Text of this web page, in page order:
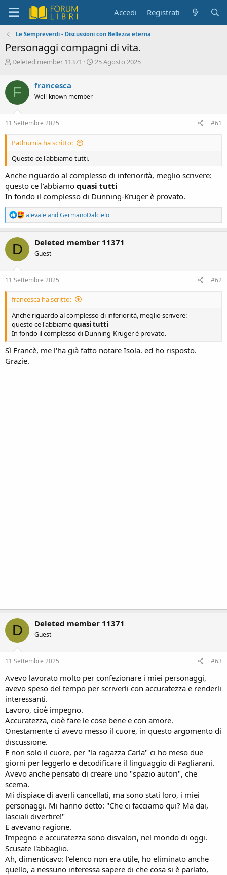
Accedi Registrati
Le Sempreverdi - Discussioni con Bellezza eterna
Personaggi compagni di vita.
C
e
a
t
o
r
e
i
c
s
s
o
n
e
Deleted member 11371
D
i
25 Agosto 2025
F francesca
Well-known member
11 Settembre 2025 #61
Pathurnia ha scritto:
Questo ce l'abbiamo tutti.
Anche riguardo al complesso di inferiorità, meglio scrivere:
questo ce l'abbiamo quasi tutti
In fondo il complesso di Dunning-Kruger è provato.
R
e
a
c
n
s
alevaleandGermanoDalcielo
D Deleted member 11371
Guest
11 Settembre 2025 #62
francesca ha scritto:
Anche riguardo al complesso di inferiorità, meglio scrivere:
questo ce l'abbiamoquasi tutti
In fondo il complesso di Dunning-Kruger è provato.
Sì Francè, me l'ha già fatto notare Isola. ed ho risposto.
Grazie.
D Deleted member 11371
Guest
11 Settembre 2025 #63
Avevo lavorato molto per confezionare i miei personaggi,
avevo speso del tempo per scriverli con accuratezza e renderli
interessanti.
Lavoro, cioè impegno.
Accuratezza, cioè fare le cose bene e con amore.
Onestamente ci avevo messo il cuore, in questo argomento di
discussione.
E non solo il cuore, per "la ragazza Carla" ci ho meso due
giorni per leggerlo e decodificare il linguaggio di Pagliarani.
Avevo anche pensato di creare uno "spazio autori", che
scema.
Mi dispiace di averli cancellati, ma sono stati loro, i miei
personaggi. Mi hanno detto: "Che ci facciamo qui? Ma dai,
lasciali divertire!"
E avevano ragione.
Impegno e accuratezza sono disvalori, nel mondo di oggi.
Scusate l'abbaglio.
Ah, dimenticavo: l'elenco non era utile, ho eliminato anche
quello, a nessuno interessa sapere di che cosa si è parlato,